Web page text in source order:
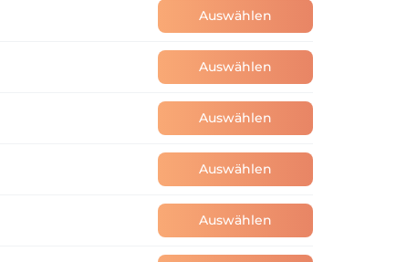
Auswählen
Auswählen
Auswählen
Auswählen
Auswählen